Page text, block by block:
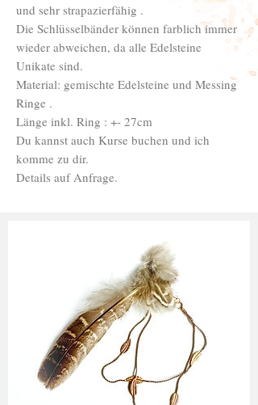
und sehr strapazierfähig .
Die Schlüsselbänder können farblich immer
wieder abweichen, da alle Edelsteine
Unikate sind.
Material: gemischte Edelsteine und Messing
Ringe .
Länge inkl. Ring : +- 27cm
Du kannst auch Kurse buchen und ich
komme zu dir.
Details auf Anfrage.